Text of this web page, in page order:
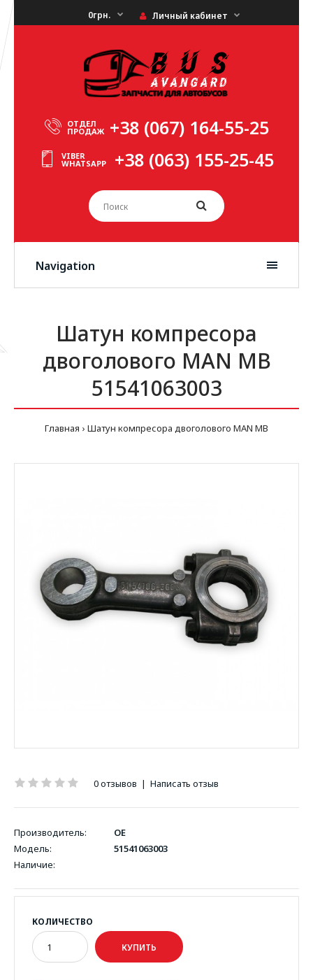
0грн. Личный кабинет
ОТДЕЛ
ПРОДАЖ +38 (067) 164-55-25
VIBER
WHATSAPP +38 (063) 155-25-45
Navigation
Шатун компресора
двоголового MAN MB
51541063003
Главная Шатун компресора двоголового MAN MB
0 отзывов | Написать отзыв
Производитель:
OE
Модель:
51541063003
Наличие:
КОЛИЧЕСТВО